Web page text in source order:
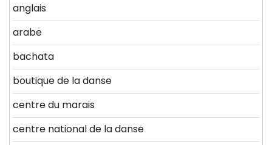
anglais
arabe
bachata
boutique de la danse
centre du marais
centre national de la danse